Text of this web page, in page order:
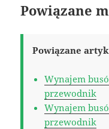
Powiązane
Powiązane
Wynajem
przewodnik
Wynajem
przewodnik